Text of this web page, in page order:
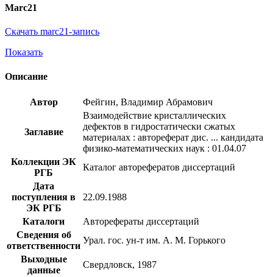
Marc21
Скачать marc21-запись
Показать
Описание
Автор Фейгин, Владимир Абрамович
Заглавие
Взаимодействие кристаллических
дефектов в гидростатически сжатых
материалах : автореферат дис. ... кандидата
физико-математических наук : 01.04.07
Коллекции ЭК
РГБ
Каталог авторефератов диссертаций
Дата
поступления в
ЭК РГБ
22.09.1988
Каталоги
Авторефераты диссертаций
Сведения об
ответственности
Урал. гос. ун-т им. А. М. Горького
Выходные
данные
Свердловск, 1987